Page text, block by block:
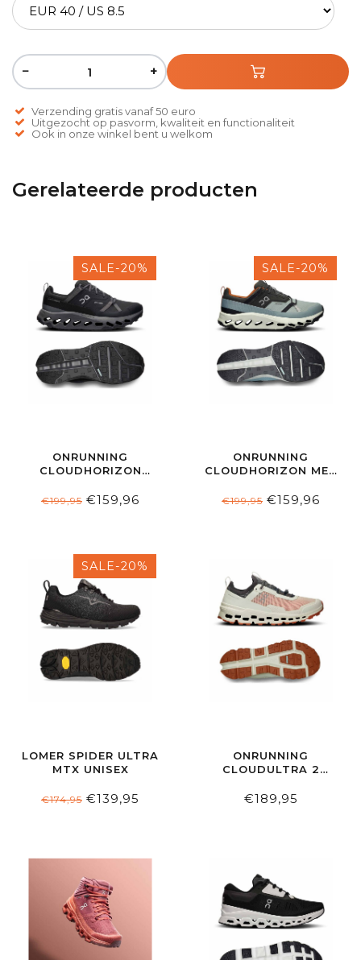
− +
Verzending gratis vanaf 50 euro
Uitgezocht op pasvorm, kwaliteit en functionaliteit
Ook in onze winkel bent u welkom
Gerelateerde producten
SALE-20%
ONRUNNING
CLOUDHORIZON
WATERPROOF BLACK
€199,95 €159,96
SALE-20%
ONRUNNING
CLOUDHORIZON MEN
MINERAL
€199,95 €159,96
SALE-20%
LOMER SPIDER ULTRA
MTX UNISEX
€174,95 €139,95
ONRUNNING
CLOUDULTRA 2
TERRACOTTA
€189,95